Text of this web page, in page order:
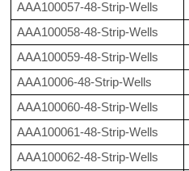
AAA100057-48-Strip-Wells
AAA100058-48-Strip-Wells
AAA100059-48-Strip-Wells
AAA10006-48-Strip-Wells
AAA100060-48-Strip-Wells
AAA100061-48-Strip-Wells
AAA100062-48-Strip-Wells